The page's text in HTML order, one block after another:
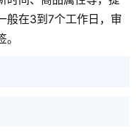
般在3到7个工作日，审